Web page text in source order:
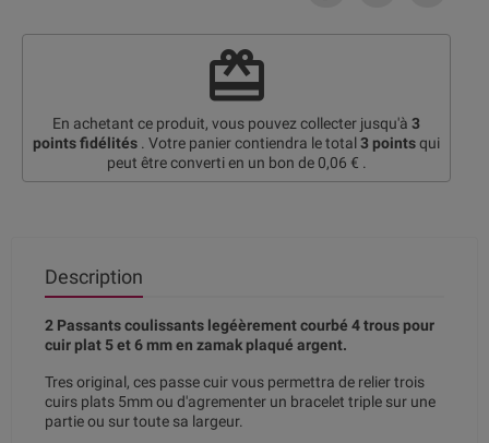
redeem
En achetant ce produit, vous pouvez collecter jusqu'à 3
points fidélités . Votre panier contiendra le total 3 pointsqui
peut être converti en un bon de 0,06 € .
Description
2 Passants coulissants legéèrement courbé 4 trous pour
cuir plat 5 et 6 mm en zamak plaqué argent.
Tres original, ces passe cuir vous permettra de relier trois
cuirs plats 5mm ou d'agrementer un bracelet triple sur une
partie ou sur toute sa largeur.